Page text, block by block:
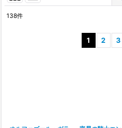
138件
1 2 3